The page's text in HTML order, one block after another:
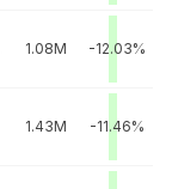
1.08M -12.03%
1.43M -11.46%